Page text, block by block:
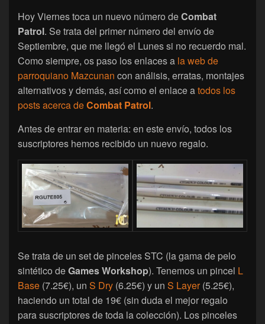
Hoy Viernes toca un nuevo número deCombat
Patrol. Se trata del primer número del envío de
Septiembre, que me llegó el Lunes si no recuerdo mal.
Como siempre, os paso los enlaces a la web de
parroquiano Mazcunan con análisis, erratas, montajes
alternativos y demás, así como el enlace atodos los
posts acerca deCombat Patrol.
Antes de entrar en materia: en este envío, todos los
suscriptores hemos recibido un nuevo regalo.
Se trata de un set de pinceles STC (la gama de pelo
sintético deGames Workshop). Tenemos un pincel L
Base (7.25€), un S Dry (6.25€) y un S Layer(5.25€),
haciendo un total de 19€ (sin duda el mejor regalo
para suscriptores de toda la colección). Los pinceles